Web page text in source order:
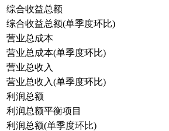
综合收益总额
综合收益总额(单季度环比)
营业总成本
营业总成本(单季度环比)
营业总收入
营业总收入(单季度环比)
利润总额
利润总额平衡项目
利润总额(单季度环比)